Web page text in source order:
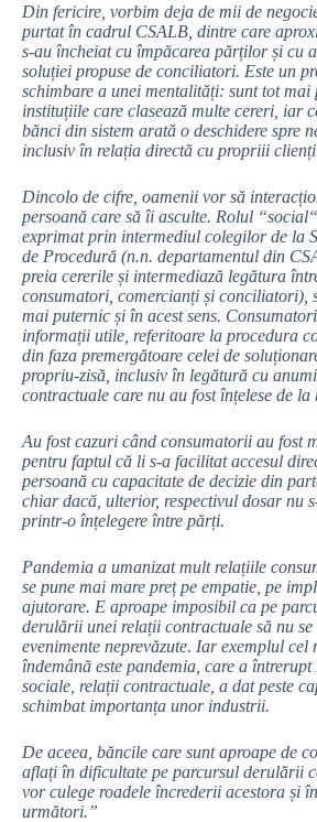
Din fericire, vorbim deja de mii de
purtat în cadrul CSALB, dintre care
s-au încheiat cu împăcarea părților și cu
soluției propuse de conciliatori. Este un
schimbare a unei mentalități: sunt tot mai
instituțiile care clasează multe cereri, iar
bănci din sistem arată o deschidere spre
inclusiv în relația directă cu propriii
Dincolo de cifre, oamenii vor să
persoană care să îi asculte. Rolul
exprimat prin intermediul colegilor de la
de Procedură (n.n. departamentul din
preia cererile și intermediază legătura
consumatori, comercianți și conciliatori),
mai puternic și în acest sens.
informații utile, referitoare la procedura
din faza premergătoare celei de
propriu-zisă, inclusiv în legătură cu
contractuale care nu au fost înțelese de la
Au fost cazuri când consumatorii au fost
pentru faptul că li s-a facilitat accesul
persoană cu capacitate de decizie din
chiar dacă, ulterior, respectivul dosar nu
printr-o înțelegere între părți.
Pandemia a umanizat mult relațiile
se pune mai mare preț pe empatie, pe
ajutorare. E aproape imposibil ca pe
derulării unei relații contractuale să nu se
evenimente neprevăzute. Iar exemplul cel
îndemână este pandemia, care a
sociale, relații contractuale, a dat peste
schimbat importanța unor industrii.
De aceea, băncile care sunt aproape de
aflați în dificultate pe parcursul derulării
vor culege roadele încrederii acestora și
următori.”